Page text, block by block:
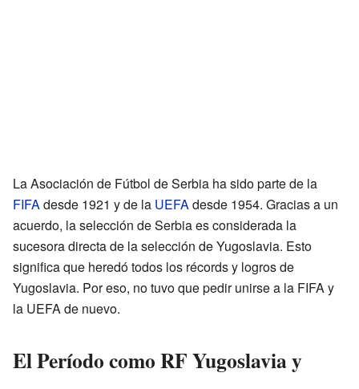
La Asociación de Fútbol de Serbia ha sido parte de la
FIFAdesde 1921 y de la UEFAdesde 1954. Gracias a un
acuerdo, la selección de Serbia es considerada la
sucesora directa de la selección de Yugoslavia. Esto
significa que heredó todos los récords y logros de
Yugoslavia. Por eso, no tuvo que pedir unirse a la FIFA y
la UEFA de nuevo.
El Período como RF Yugoslavia y